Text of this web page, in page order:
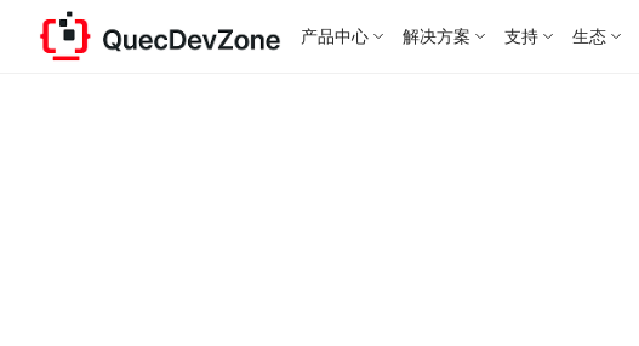
产品中心 解决方案 支持 生态